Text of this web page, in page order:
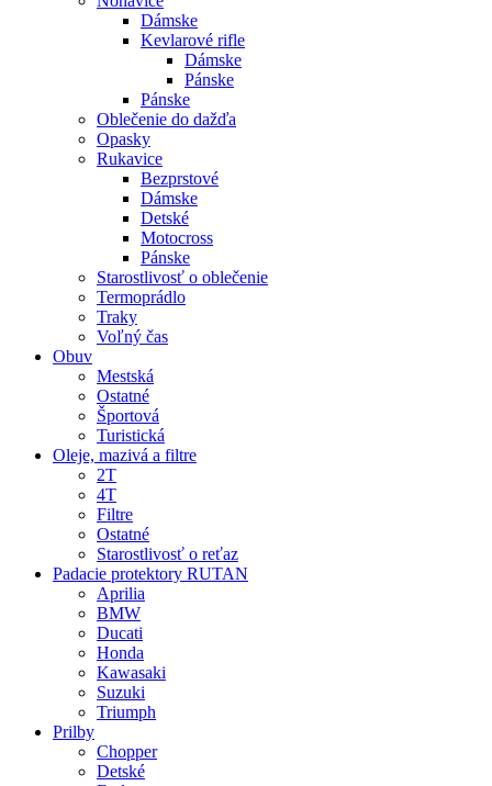
Dámske
Kevlarové rifle
Dámske
Pánske
Pánske
Oblečenie do dažďa
Opasky
Rukavice
Bezprstové
Dámske
Detské
Motocross
Pánske
Starostlivosť o oblečenie
Termoprádlo
Traky
Voľný čas
Obuv
Mestská
Ostatné
Športová
Turistická
Oleje, mazivá a filtre
2T
4T
Filtre
Ostatné
Starostlivosť o reťaz
Padacie protektory RUTAN
Aprilia
BMW
Ducati
Honda
Kawasaki
Suzuki
Triumph
Prilby
Chopper
Detské